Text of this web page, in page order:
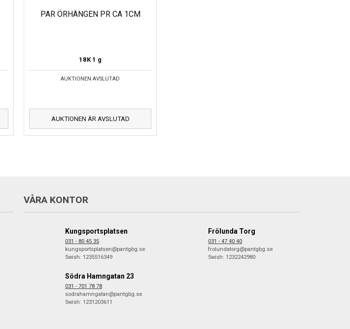
PAR ÖRHÄNGEN PR CA 1CM
18K 1 g
AUKTIONEN AVSLUTAD
AUKTIONEN ÄR AVSLUTAD
VÅRA KONTOR
Kungsportsplatsen
031 - 80 45 35
kungsportsplatsen@pantgbg.se
Swish: 1235516349
Frölunda Torg
031 - 47 40 40
frolundatorg@pantgbg.se
Swish: 1232242980
Södra Hamngatan 23
031 - 701 78 78
sodrahamngatan@pantgbg.se
Swish: 1231203611